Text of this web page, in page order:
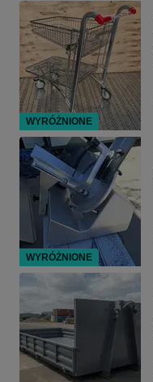
WYRÓŻNIONE
WYRÓŻNIONE